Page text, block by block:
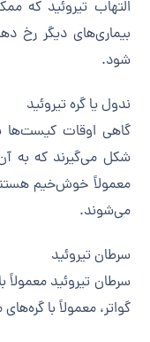
التهاب تیروئید که
بیماری‌های دیگر رخ
شود.
ندول یا گره تیروئید
گاهی اوقات کیست‌ها
شکل می‌گیرند که به
معمولاً خوش‌خیم
می‌شوند.
سرطان تیروئید
سرطان تیروئید
گواتر، معمولاً با